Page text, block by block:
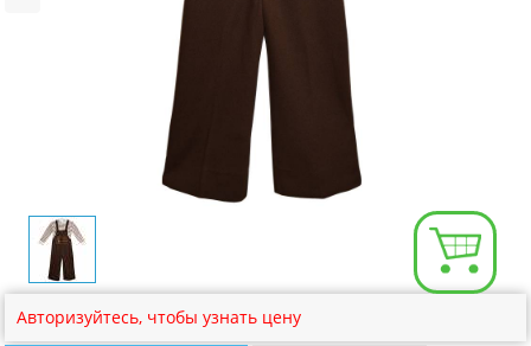
Размерная сетка
Обратная связь
Вопрос-Ответ
Авторизуйтесь, чтобы узнать цену